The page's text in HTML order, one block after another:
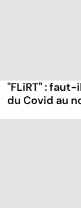
"FLiRT" :
du Covid au